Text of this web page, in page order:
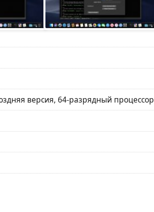
версия, 64-разрядный процессор